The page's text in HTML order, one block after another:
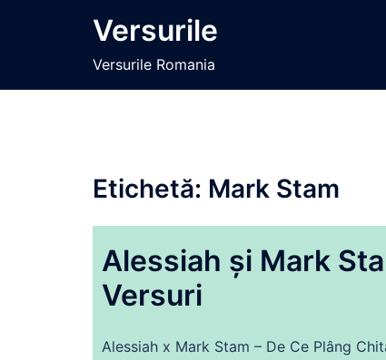
Versurile
Versurile Romania
Etichetă: Mark Stam
Alessiah și Mark
Versuri
Alessiah x Mark Stam – De Ce Plâng